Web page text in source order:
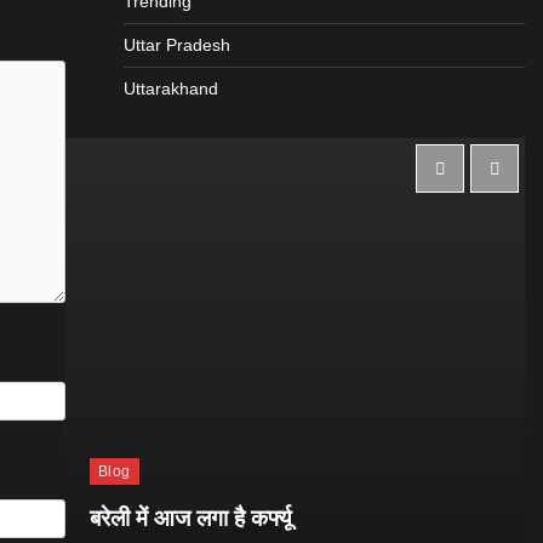
Uttar Pradesh
Uttarakhand
Blog
बरेली में आज लगा है कर्फ्यू